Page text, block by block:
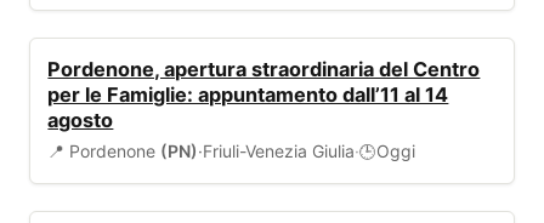
Pordenone, apertura straordinaria del Centro
per le Famiglie: appuntamento dall’11 al 14
agosto
📍 Pordenone (PN)·Friuli-Venezia Giulia·🕒Oggi